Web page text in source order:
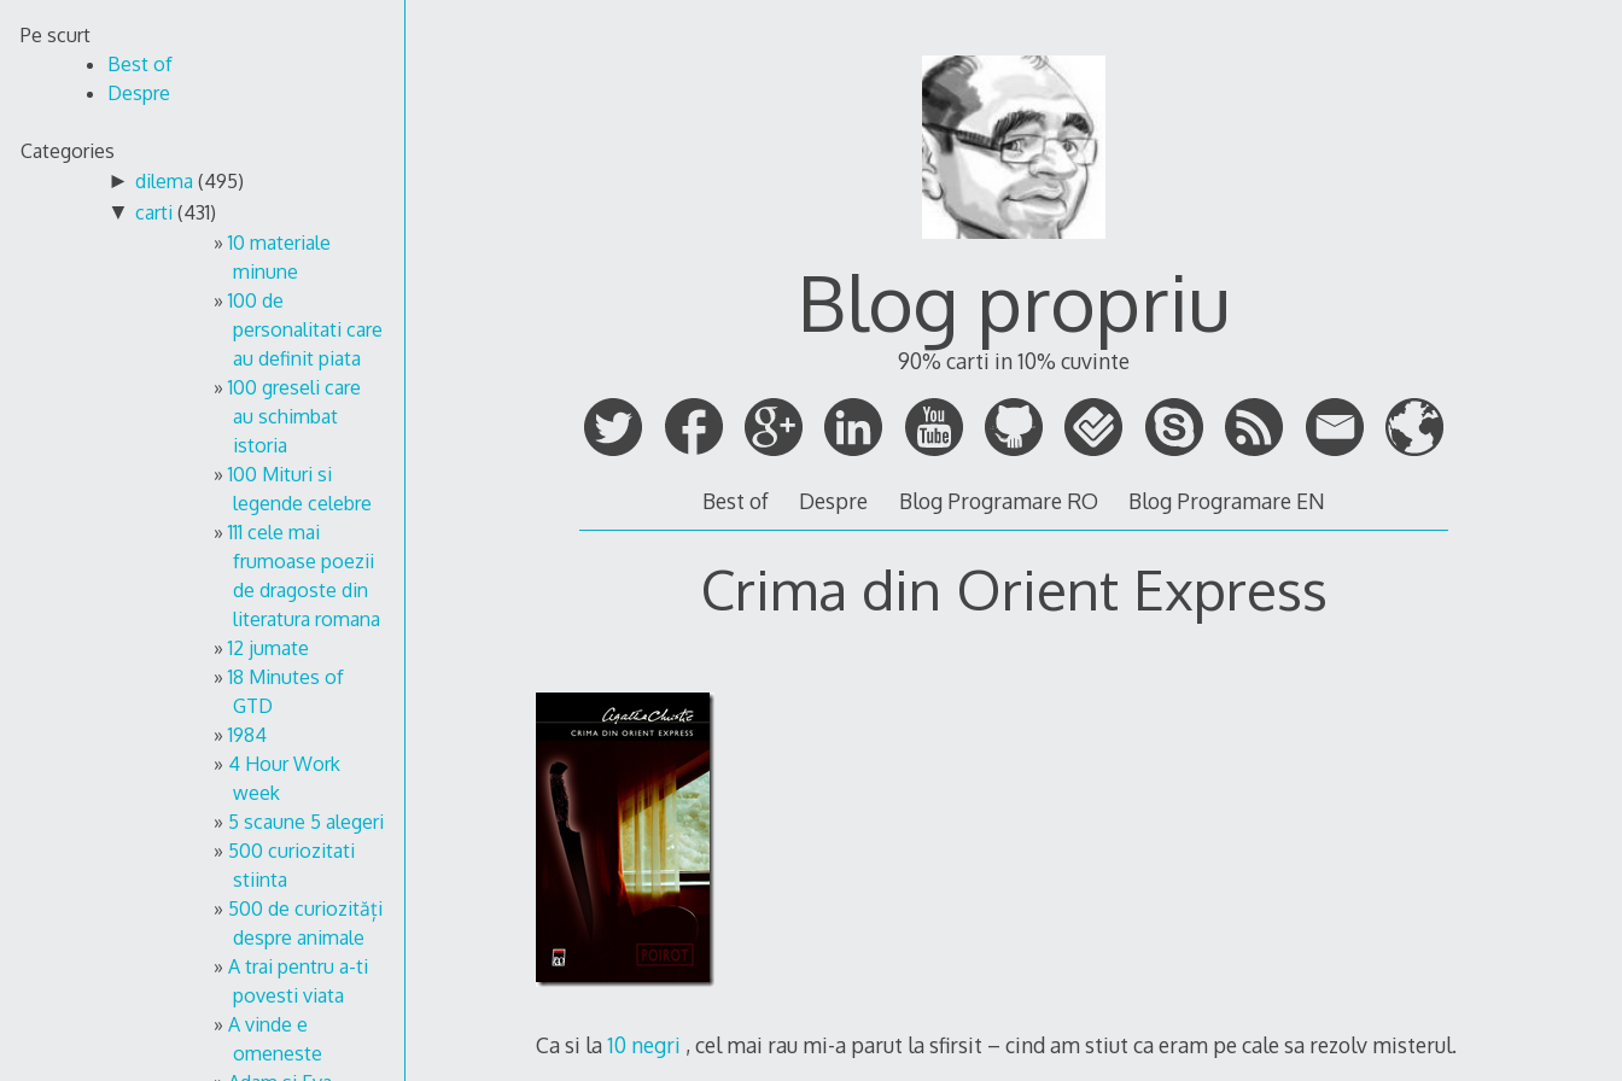
Blog propriu
90% carti in 10% cuvinte
Best of Despre Blog Programare RO Blog Programare EN
Crima din Orient Express
Ca si la10 negri , cel mai rau mi-a parut la sfirsit – cind am stiut ca eram pe cale sa rezolv misterul.
Pe scurt
Best of
Despre
Categories
► dilema (495)
▼ carti (431)
10 materiale
minune
100 de
personalitati care
au definit piata
100 greseli care
au schimbat
istoria
100 Mituri si
legende celebre
111 cele mai
frumoase poezii
de dragoste din
literatura romana
12 jumate
18 Minutes of
GTD
1984
4 Hour Work
week
5 scaune 5 alegeri
500 curiozitati
stiinta
500 de curiozități
despre animale
A trai pentru a-ti
povesti viata
A vinde e
omeneste